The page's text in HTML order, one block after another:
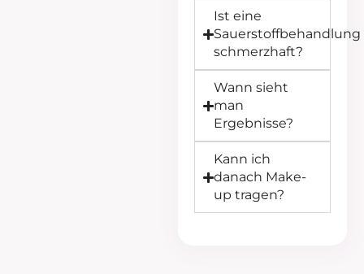
Ist eine
Sauerstoffbehandlung
schmerzhaft?
Wann sieht
man
Ergebnisse?
Kann ich
danach Make-
up tragen?